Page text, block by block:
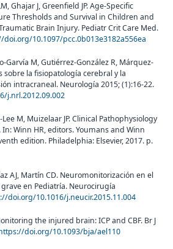
Ghajar J, Greenfield JP. Age-Specific
Thresholds and Survival in Children and
Brain Injury. Pediatr Crit Care Med.
doi.org/10.1097/pcc.0b013e3182a556ea
Garvía M, Gutiérrez-González R, Márquez-
sobre la fisiopatología cerebral y la
intracraneal. Neurología 2015; (1):16-22.
j.nrl.2012.09.002
M, Muizelaar JP. Clinical Pathophysiology
Winn HR, editors. Youmans and Winn
edition. Philadelphia: Elsevier, 2017. p.
AJ, Martín CD. Neuromonitorización en el
en Pediatría. Neurocirugía
doi.org/10.1016/j.neucir.2015.11.004
the injured brain: ICP and CBF. Br J
doi.org/10.1093/bja/ael110